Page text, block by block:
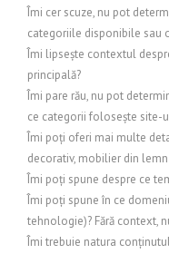
Îmi cer scuze, nu pot
categoriile disponibile sau
Îmi lipsește contextul
principală?
Îmi pare rău, nu pot
ce categorii folosește site-
Îmi poți oferi mai multe
decorativ, mobilier din
Îmi poți spune despre ce
Îmi poți spune în ce
tehnologie)? Fără context,
Îmi trebuie natura